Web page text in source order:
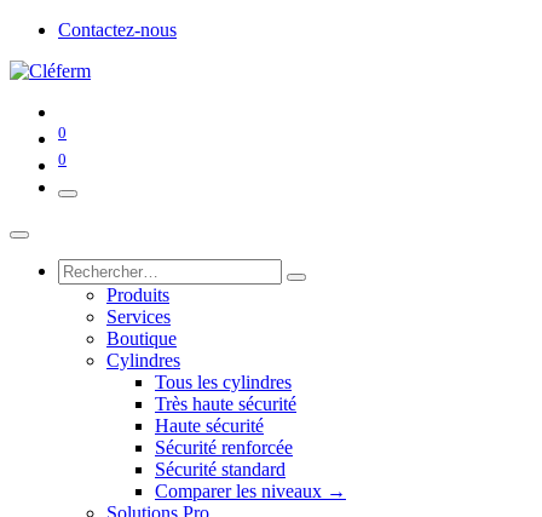
Contactez-nous
0
0
Produits
Services
Boutique
Cylindres
Tous les cylindres
Très haute sécurité
Haute sécurité
Sécurité renforcée
Sécurité standard
Comparer les niveaux →